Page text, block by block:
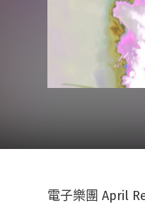
電子樂團 April